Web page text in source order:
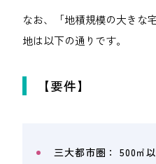
なお、「地積規模の大きな
地は以下の通りです。
【要件】
三大都市圏： 500㎡